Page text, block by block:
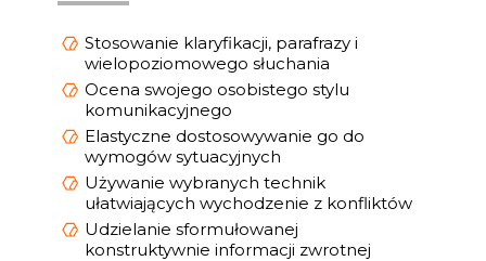
Stosowanie klaryfikacji, parafrazy i
wielopoziomowego słuchania
Ocena swojego osobistego stylu
komunikacyjnego
Elastyczne dostosowywanie go do
wymogów sytuacyjnych
Używanie wybranych technik
ułatwiających wychodzenie z konfliktów
Udzielanie sformułowanej
konstruktywnie informacji zwrotnej